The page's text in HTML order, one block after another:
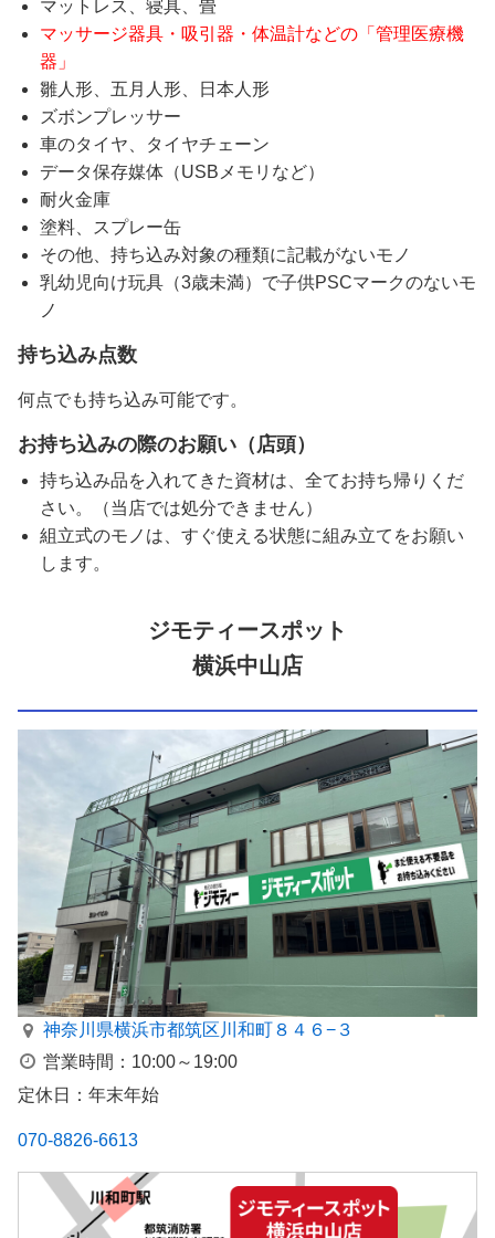
マットレス、寝具、畳
マッサージ器具・吸引器・体温計などの「管理医療機
器」
雛人形、五月人形、日本人形
ズボンプレッサー
車のタイヤ、タイヤチェーン
データ保存媒体（USBメモリなど）
耐火金庫
塗料、スプレー缶
その他、持ち込み対象の種類に記載がないモノ
乳幼児向け玩具（3歳未満）で子供PSCマークのないモ
ノ
持ち込み点数
何点でも持ち込み可能です。
お持ち込みの際のお願い（店頭）
持ち込み品を入れてきた資材は、全てお持ち帰りくだ
さい。（当店では処分できません）
組立式のモノは、すぐ使える状態に組み立てをお願い
します。
ジモティースポット
横浜中山店
神奈川県横浜市都筑区川和町８４６−３
営業時間：10:00～19:00
定休日：年末年始
070-8826-6613